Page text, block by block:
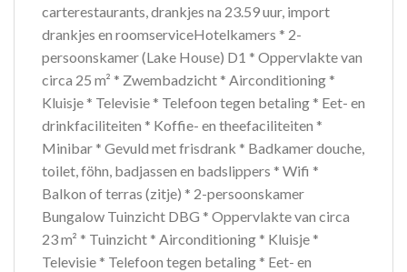
carterestaurants, drankjes na 23.59 uur, import
drankjes en roomserviceHotelkamers * 2-
persoonskamer (Lake House) D1 * Oppervlakte van
circa 25 m² * Zwembadzicht * Airconditioning *
Kluisje * Televisie * Telefoon tegen betaling * Eet- en
drinkfaciliteiten * Koffie- en theefaciliteiten *
Minibar * Gevuld met frisdrank * Badkamer douche,
toilet, föhn, badjassen en badslippers * Wifi *
Balkon of terras (zitje) * 2-persoonskamer
Bungalow Tuinzicht DBG * Oppervlakte van circa
23 m² * Tuinzicht * Airconditioning * Kluisje *
Televisie * Telefoon tegen betaling * Eet- en